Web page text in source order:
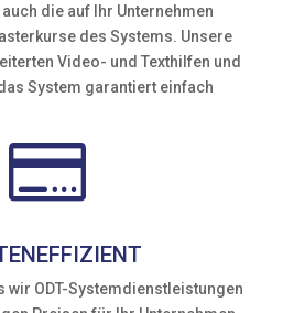
die auf Ihr Unternehmen
des Systems. Unsere
Video- und Texthilfen und
System garantiert einfach

wir ODT-Systemdienstleistungen